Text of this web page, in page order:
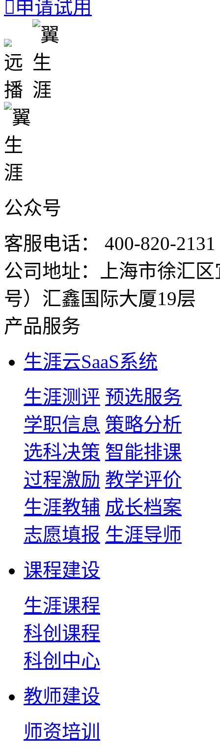
 申请试用
公众号
客服电话： 400-820-2131
公司地址：上海市徐汇
号）汇鑫国际大厦19层
产品服务
生涯云SaaS系统
生涯测评 预选服务
学职信息 策略分析
选科决策 智能排课
过程激励 教学评价
生涯教辅 成长档案
志愿填报 生涯导师
课程建设
生涯课程
科创课程
科创中心
教师建设
师资培训